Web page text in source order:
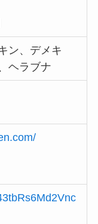
ン、デメキ
ヘラブナ